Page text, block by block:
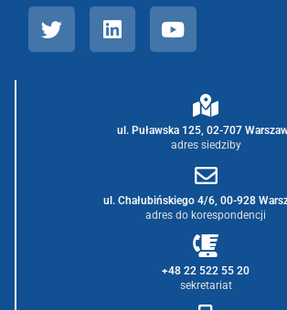
ul. Puławska 125, 02-707
adres siedziby
ul. Chałubińskiego 4/6, 00-928
adres do korespondencji
+48 22 522 55 20
sekretariat